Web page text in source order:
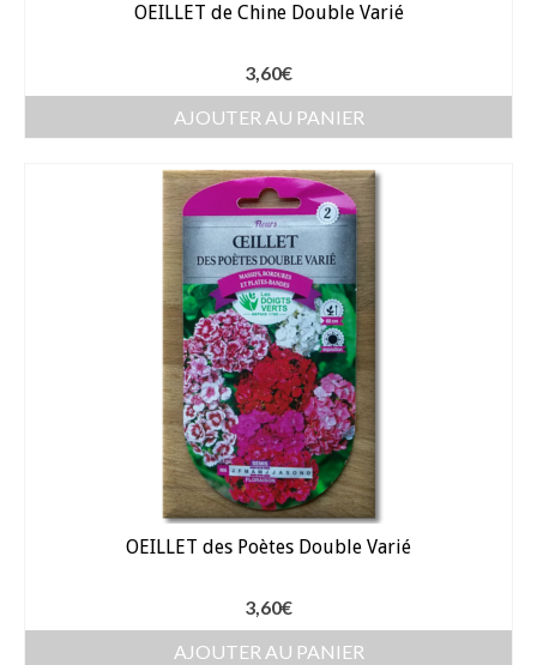
Zinnia
Accessoires Jardin
Arrosage
Enterré / Regards
Arroseurs
Pistolets / Brosses
Porte tuyau
Programmateur
Raccords / accessoires
Robinets / Vannes
OEILLET de Chine Double Varié
3,60€
AJOUTER AU PANIER
OEILLET des Poètes Double Varié
3,60€
AJOUTER AU PANIER